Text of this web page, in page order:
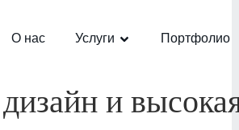
О нас Услуги Портфолио
и